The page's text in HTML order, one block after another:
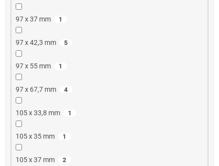
97 x 37 mm 1
97 x 42,3 mm 5
97 x 55 mm 1
97 x 67,7 mm 4
105 x 33,8 mm 1
105 x 35 mm 1
105 x 37 mm 2